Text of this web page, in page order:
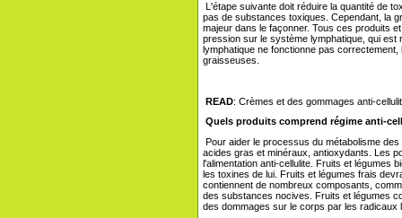
L'étape suivante doit réduire la quantité de
pas de substances toxiques. Cependant, la
majeur dans le façonner. Tous ces produits
pression sur le système lymphatique, qui est
lymphatique ne fonctionne pas
graisseuses.
READ: Crèmes et des gommages anti-
Quels produits comprend régime anti-
Pour aider le processus du métabolisme
acides gras et minéraux, antioxydants. Les
l'alimentation anti-cellulite. Fruits et légumes
les toxines de lui. Fruits et légumes frais
contiennent de nombreux composants,
des substances nocives. Fruits et légumes
des dommages sur le corps par les radicaux